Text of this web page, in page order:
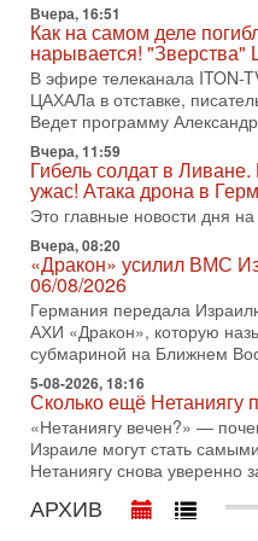
В эфире телеканала ITON-
по вопросам
Международного
31-07-2026, 09:02
Битва за разоружение
31/07/2026
Сегодня президент США
достижении исторического
разоружении ХАМАСа и
30-07-2026, 17:59
Иран доведет Трампа до
оценка от военного
Ситуация вокруг
с каждым днем. Почему
отменил решение о
30-07-2026, 16:54
Покупатель
запретить полеты по
Вокруг возможной продажи
разгорается громкий
30-07-2026, 08:16
Трамп готовит удар по
Вчера, 16:51
Как на самом деле
нарывается!
В эфире телеканала ITON-
ЦАХАЛа в отставке,
Ведет программу
Вчера, 11:59
Гибель солдат в
ужас! Атака дрона в
Это главные новости дня
Вчера, 08:20
«Дракон» усилил ВМС
06/08/2026
Германия передала
АХИ «Дракон», которую
субмариной на Ближнем
5-08-2026, 18:16
Сколько ещё Нетаниягу
«Нетаниягу вечен?» —
Израиле могут стать
Нетаниягу снова уверенно
АРХИВ